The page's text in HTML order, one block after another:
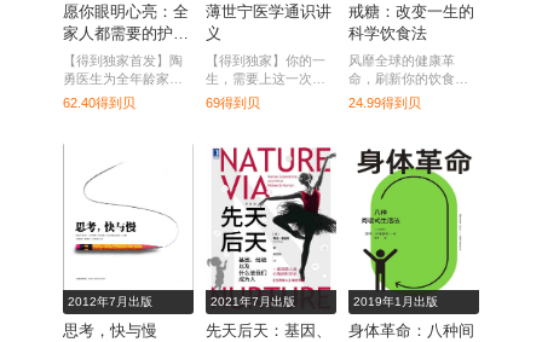
愿你眼明心亮：全
家人都需要的护眼
指南
【得到独家首发】陶
勇医生为全年龄家庭
成员解答常见眼病与
用眼难题，提供科
62.40得到贝
薄世宁医学通识讲
义
【得到独家】你的一
生，需要上这一次医
学院。
69得到贝
戒糖：改变一生的
科学饮食法
风靡全球的健康革
命，刷新你的饮食
观。科学知识原理+实
用解决方案，帮你一
蜜诱惑。
24.99得到贝
2012年7月出版
思考，快与慢
2021年7月出版
先天后天：基因、
2019年1月出版
身体革命：八种间